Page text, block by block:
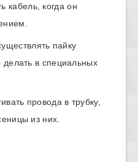
кабель, когда он
пайку
делать в специальных
провода в трубку,
из них.